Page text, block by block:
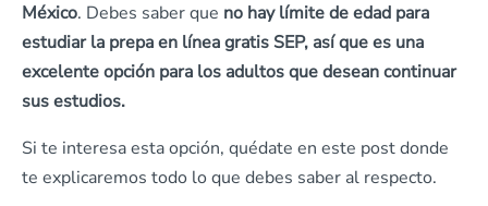
México. Debes saber que no hay límite de edad para
estudiar la prepa en línea gratis SEP, así que es una
excelente opción para los adultos que desean continuar
sus estudios.
Si te interesa esta opción, quédate en este post donde
te explicaremos todo lo que debes saber al respecto.